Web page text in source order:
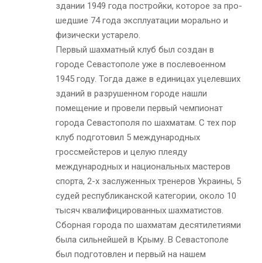
здании 1949 года постройки, которое за про-
шедшие 74 года эксплуатации морально и
физически устарело.
Первый шахматный клуб был создан в
городе Севастополе уже в послевоенном
1945 году. Тогда даже в единицах уцелевших
зданий в разрушенном городе нашли
помещение и провели первый чемпионат
города Севастополя по шахматам. С тех пор
клуб подготовил 5 международных
гроссмейстеров и целую плеяду
международных и национальных мастеров
спорта, 2-х заслуженных тренеров Украины, 5
судей республиканской категории, около 10
тысяч квалифицированных шахматистов.
Сборная города по шахматам десятилетиями
была сильнейшей в Крыму. В Севастополе
был подготовлен и первый на нашем